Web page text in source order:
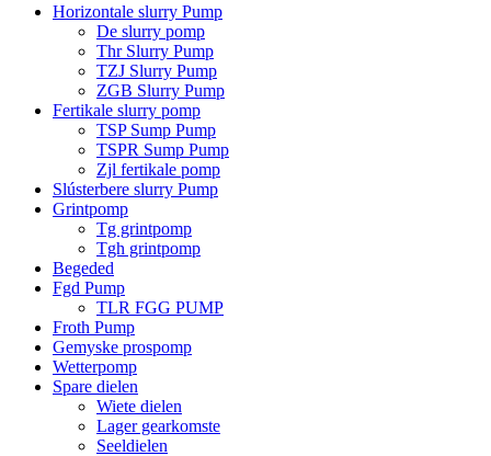
Horizontale slurry Pump
De slurry pomp
Thr Slurry Pump
TZJ Slurry Pump
ZGB Slurry Pump
Fertikale slurry pomp
TSP Sump Pump
TSPR Sump Pump
Zjl fertikale pomp
Slústerbere slurry Pump
Grintpomp
Tg grintpomp
Tgh grintpomp
Begeded
Fgd Pump
TLR FGG PUMP
Froth Pump
Gemyske prospomp
Wetterpomp
Spare dielen
Wiete dielen
Lager gearkomste
Seeldielen